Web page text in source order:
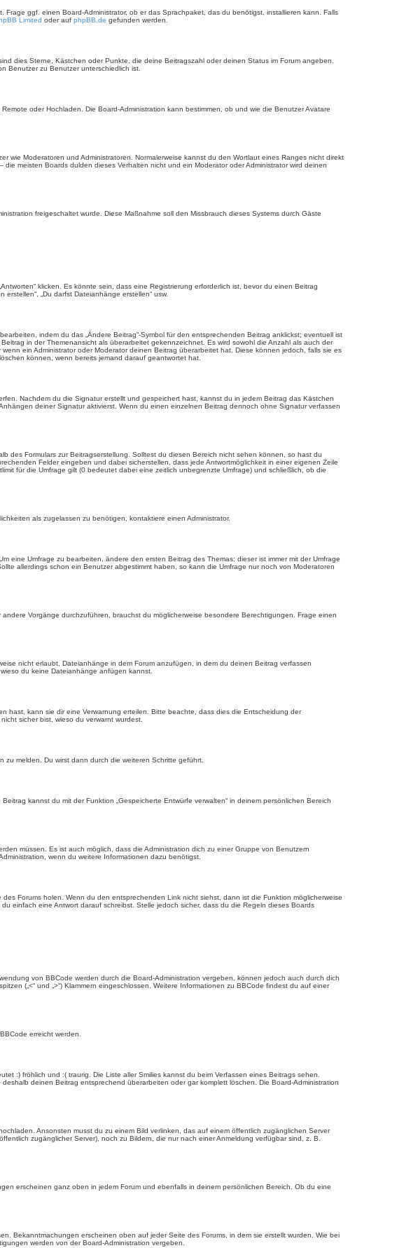
ggf. einen Board-Administrator, ob er das Sprachpaket, das du benötigst, installieren kann. Falls
Limited oder auf phpBB.de gefunden werden.
dies Sterne, Kästchen oder Punkte, die deine Beitragszahl oder deinen Status im Forum angeben.
Benutzer zu Benutzer unterschiedlich ist.
oder Hochladen. Die Board-Administration kann bestimmen, ob und wie die Benutzer Avatare
Moderatoren und Administratoren. Normalerweise kannst du den Wortlaut eines Ranges nicht direkt
meisten Boards dulden dieses Verhalten nicht und ein Moderator oder Administrator wird deinen
freigeschaltet wurde. Diese Maßnahme soll den Missbrauch dieses Systems durch Gäste
klicken. Es könnte sein, dass eine Registrierung erforderlich ist, bevor du einen Beitrag
„Du darfst Dateianhänge erstellen“ usw.
indem du das „Ändere Beitrag“-Symbol für den entsprechenden Beitrag anklickst; eventuell ist
in der Themenansicht als überarbeitet gekennzeichnet. Es wird sowohl die Anzahl als auch der
ein Administrator oder Moderator deinen Beitrag überarbeitet hat. Diese können jedoch, falls sie es
können, wenn bereits jemand darauf geantwortet hat.
Nachdem du die Signatur erstellt und gespeichert hast, kannst du in jedem Beitrag das Kästchen
deiner Signatur aktivierst. Wenn du einen einzelnen Beitrag dennoch ohne Signatur verfassen
des Formulars zur Beitragserstellung. Solltest du diesen Bereich nicht sehen können, so hast du
Felder eingeben und dabei sicherstellen, dass jede Antwortmöglichkeit in einer eigenen Zeile
für die Umfrage gilt (0 bedeutet dabei eine zeitlich unbegrenzte Umfrage) und schließlich, ob die
als zugelassen zu benötigen, kontaktiere einen Administrator.
eine Umfrage zu bearbeiten, ändere den ersten Beitrag des Themas; dieser ist immer mit der Umfrage
allerdings schon ein Benutzer abgestimmt haben, so kann die Umfrage nur noch von Moderatoren
Vorgänge durchzuführen, brauchst du möglicherweise besondere Berechtigungen. Frage einen
nicht erlaubt, Dateianhänge in dem Forum anzufügen, in dem du deinen Beitrag verfassen
du keine Dateianhänge anfügen kannst.
hast, kann sie dir eine Verwarnung erteilen. Bitte beachte, dass dies die Entscheidung der
sicher bist, wieso du verwarnt wurdest.
melden. Du wirst dann durch die weiteren Schritte geführt.
kannst du mit der Funktion „Gespeicherte Entwürfe verwalten“ in deinem persönlichen Bereich
müssen. Es ist auch möglich, dass die Administration dich zu einer Gruppe von Benutzern
wenn du weitere Informationen dazu benötigst.
Forums holen. Wenn du den entsprechenden Link nicht siehst, dann ist die Funktion möglicherweise
einfach eine Antwort darauf schreibst. Stelle jedoch sicher, dass du die Regeln dieses Boards
von BBCode werden durch die Board-Administration vergeben, können jedoch auch durch dich
(„<“ und „>“) Klammern eingeschlossen. Weitere Informationen zu BBCode findest du auf einer
erreicht werden.
:) fröhlich und :( traurig. Die Liste aller Smilies kannst du beim Verfassen eines Beitrags sehen.
deinen Beitrag entsprechend überarbeiten oder gar komplett löschen. Die Board-Administration
Ansonsten musst du zu einem Bild verlinken, das auf einem öffentlich zugänglichen Server
zugänglicher Server), noch zu Bildern, die nur nach einer Anmeldung verfügbar sind, z. B.
erscheinen ganz oben in jedem Forum und ebenfalls in deinem persönlichen Bereich. Ob du eine
Bekanntmachungen erscheinen oben auf jeder Seite des Forums, in dem sie erstellt wurden. Wie bei
werden von der Board-Administration vergeben.